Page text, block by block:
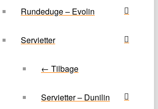
Rundeduge – Evolin
Servietter
← Tilbage
Servietter – Dunilin